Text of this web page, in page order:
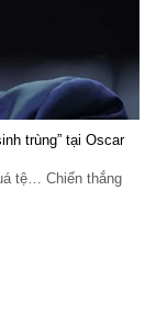
trùng” tại Oscar
tệ… Chiến thắng